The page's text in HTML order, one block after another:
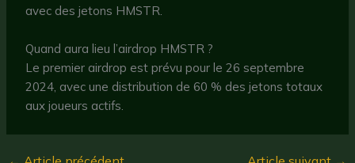
avec des jetons HMSTR.
Quand aura lieu l’airdrop HMSTR ?
Le premier airdrop est prévu pour le 26 septembre
2024, avec une distribution de 60 % des jetons totaux
aux joueurs actifs.